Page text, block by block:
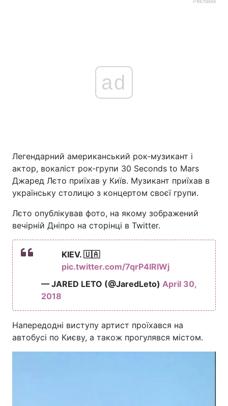
ad
Легендарний американський рок-музикант і
актор, вокаліст рок-групи 30 Seconds to Mars
Джаред Лєто приїхав у Київ. Музикант приїхав в
українську столицю з концертом своєї групи.
Лєто опублікував фото, на якому зображений
вечірній Дніпро на сторінці в Twitter.
KIEV. 🇺🇦
pic.twitter.com/7qrP4lRlWj
— JARED LETO (@JaredLeto) April 30,
2018
Напередодні виступу артист проїхався на
автобусі по Києву, а також прогулявся містом.